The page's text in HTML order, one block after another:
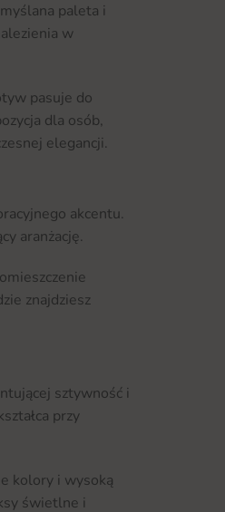
paleta i
w
pasuje do
dla osób,
elegancji.
akcentu.
aranżację.
znajdziesz
sztywność i
przy
kolory i wysoką
świetlne i